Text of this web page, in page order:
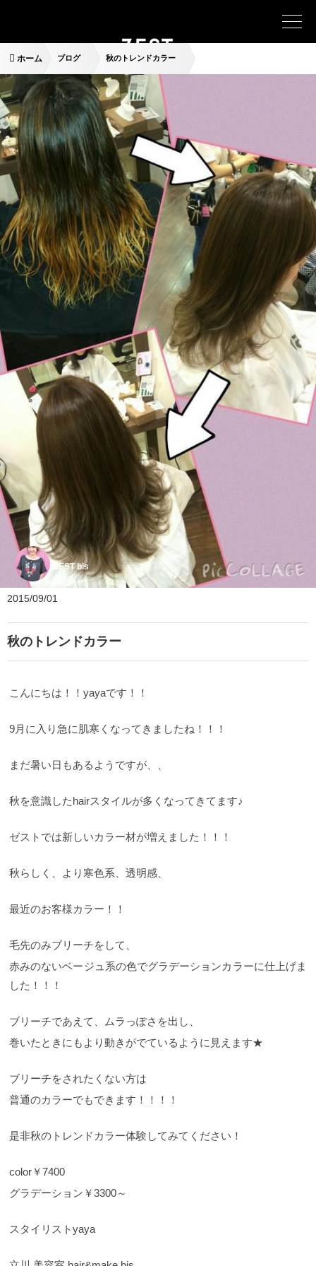
ホーム ブログ 秋のトレンドカラー
ZEST bis
2015/09/01
秋のトレンドカラー
こんにちは！！yayaです！！
9月に入り急に肌寒くなってきましたね！！！
まだ暑い日もあるようですが、、
秋を意識したhairスタイルが多くなってきてます♪
ゼストでは新しいカラー材が増えました！！！
秋らしく、より寒色系、透明感、
最近のお客様カラー！！
毛先のみブリーチをして、
赤みのないベージュ系の色でグラデーションカラーに仕上げま
した！！！
ブリーチであえて、ムラっぽさを出し、
巻いたときにもより動きがでているように見えます★
ブリーチをされたくない方は
普通のカラーでもできます！！！！
是非秋のトレンドカラー体験してみてください！
color￥7400
グラデーション￥3300～
スタイリストyaya